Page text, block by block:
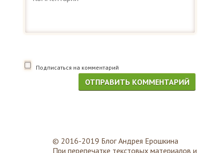
Подписаться на комментарий
© 2016-2019 Блог Андрея Ерошкина
При перепечатке текстовых материалов и